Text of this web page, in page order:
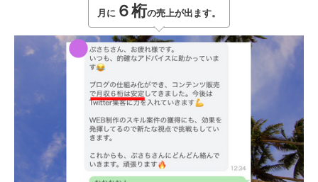
月に ６桁の売上が出ます。